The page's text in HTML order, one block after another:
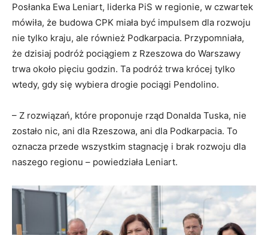
Posłanka Ewa Leniart, liderka PiS w regionie, w czwartek
mówiła, że budowa CPK miała być impulsem dla rozwoju
nie tylko kraju, ale również Podkarpacia. Przypomniała,
że dzisiaj podróż pociągiem z Rzeszowa do Warszawy
trwa około pięciu godzin. Ta podróż trwa krócej tylko
wtedy, gdy się wybiera drogie pociągi Pendolino.
– Z rozwiązań, które proponuje rząd Donalda Tuska, nie
zostało nic, ani dla Rzeszowa, ani dla Podkarpacia. To
oznacza przede wszystkim stagnację i brak rozwoju dla
naszego regionu – powiedziała Leniart.